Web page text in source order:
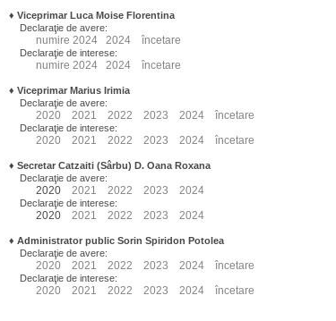
♦ Viceprimar Luca Moise Florentina
Declaraţie de avere:
numire 2024 2024 încetare
Declaraţie de interese:
numire 2024 2024 încetare
♦ Viceprimar Marius Irimia
Declaraţie de avere:
2020 2021 2022 2023 2024 încetare
Declaraţie de interese:
2020 2021 2022 2023 2024 încetare
♦ Secretar Catzaiti (Sârbu) D. Oana Roxana
Declaraţie de avere:
2020 2021 2022 2023 2024
Declaraţie de interese:
2020 2021 2022 2023 2024
♦ Administrator public Sorin Spiridon Potolea
Declaraţie de avere:
2020 2021 2022 2023 2024 încetare
Declaraţie de interese:
2020 2021 2022 2023 2024 încetare